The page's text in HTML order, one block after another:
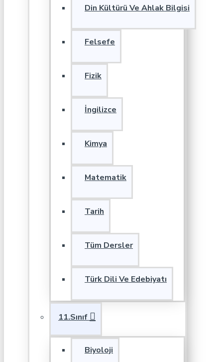
Din Kültürü Ve Ahlak Bilgisi
Felsefe
Fizik
İngilizce
Kimya
Matematik
Tarih
Tüm Dersler
Türk Dili Ve Edebiyatı
11.Sınıf
Biyoloji